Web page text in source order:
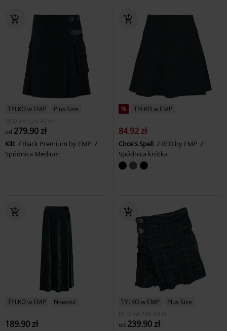
TYLKO w EMP
Plus Size
RCD
od 329.90 zł
od 279.90 zł
Kilt
Black Premium by EMP
Spódnica Medium
% TYLKO w EMP
84.92 zł
Circe's Spell
RED by EMP
Spódnica krótka
TYLKO w EMP Nowość
189.90 zł
TYLKO w EMP
Plus Size
RCD
od 289.90 zł
od 239.90 zł